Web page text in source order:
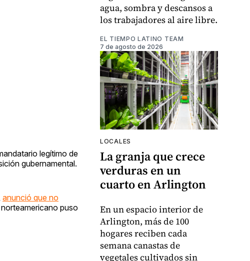
legítimo de
gubernamental.
anunció que no
puso
agua, sombra y descansos a
los trabajadores al aire libre.
EL TIEMPO LATINO TEAM
7 de agosto de 2026
LOCALES
La granja que crece
verduras en un
cuarto en Arlington
En un espacio interior de
Arlington, más de 100
hogares reciben cada
semana canastas de
vegetales cultivados sin